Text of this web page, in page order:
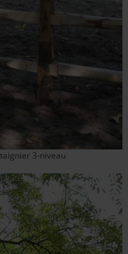
3-niveau